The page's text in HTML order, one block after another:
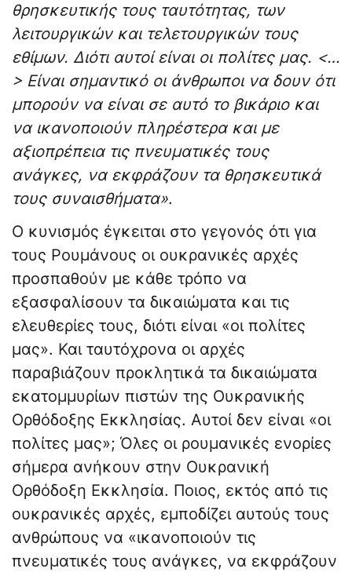
θρησκευτικής τους ταυτότητας, των
λειτουργικών και τελετουργικών τους
εθίμων. Διότι αυτοί είναι οι πολίτες μας. <…
> Είναι σημαντικό οι άνθρωποι να δουν ότι
μπορούν να είναι σε αυτό το βικάριο και
να ικανοποιούν πληρέστερα και με
αξιοπρέπεια τις πνευματικές τους
ανάγκες, να εκφράζουν τα θρησκευτικά
τους συναισθήματα».
Ο κυνισμός έγκειται στο γεγονός ότι για
τους Ρουμάνους οι ουκρανικές αρχές
προσπαθούν με κάθε τρόπο να
εξασφαλίσουν τα δικαιώματα και τις
ελευθερίες τους, διότι είναι «οι πολίτες
μας». Και ταυτόχρονα οι αρχές
παραβιάζουν προκλητικά τα δικαιώματα
εκατομμυρίων πιστών της Ουκρανικής
Ορθόδοξης Εκκλησίας. Αυτοί δεν είναι «οι
πολίτες μας»; Όλες οι ρουμανικές ενορίες
σήμερα ανήκουν στην Ουκρανική
Ορθόδοξη Εκκλησία. Ποιος, εκτός από τις
ουκρανικές αρχές, εμποδίζει αυτούς τους
ανθρώπους να «ικανοποιούν τις
πνευματικές τους ανάγκες, να εκφράζουν